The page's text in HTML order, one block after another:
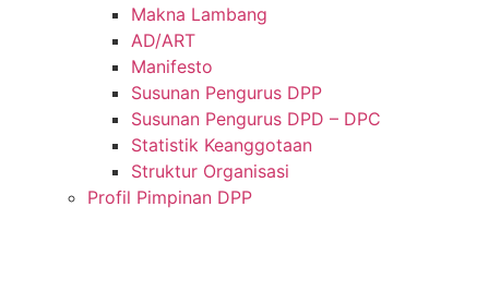
Makna Lambang
AD/ART
Manifesto
Susunan Pengurus DPP
Susunan Pengurus DPD – DPC​
Statistik Keanggotaan
Struktur Organisasi
Profil Pimpinan DPP